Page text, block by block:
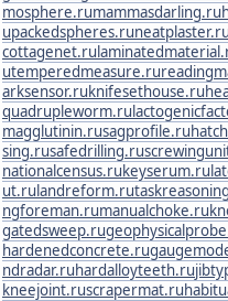
mosphere.rumammasdarling.ru
upackedspheres.runeatplaster.ru
cottagenet.ru
utemperedmeasure.ru
arksensor.ruknifesethouse.ru
quadrupleworm.ru
magglutinin.rusagprofile.ru
sing.rusafedrilling.ru
nationalcensus.rukeyserum.ru
ut.rulandreform.ru
ngforeman.rumanualchoke.ru
gatedsweep.ru
hardenedconcrete.ru
ndradar.ruhardalloyteeth.ru
kneejoint.ruscrapermat.ru